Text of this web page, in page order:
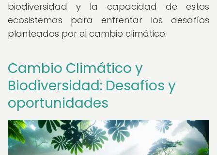
biodiversidad y la capacidad de estos
ecosistemas para enfrentar los desafíos
planteados por el cambio climático.
Cambio Climático y
Biodiversidad: Desafíos y
oportunidades